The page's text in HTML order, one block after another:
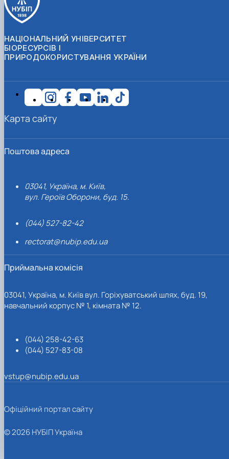
НАЦІОНАЛЬНИЙ УНІВЕРСИТЕТ
БІОРЕСУРСІВ І
ПРИРОДОКОРИСТУВАННЯ УКРАЇНИ
Поштова адреса
03041, Україна, м. Київ,
вул. Героїв Оборони, буд. 15.
(044) 527-82-42
rectorat@nubip.edu.ua
Приймальна комісія
03041, Україна, м. Київ вул. Горіхуватський шлях, буд. 19,
навчальний корпус № 1, кімната № 12.
(044) 258-42-63
(044) 527-83-08
vstup@nubip.edu.ua
Карта сайту
Офіційний портал сайту
© 2026 НУБІП Україна